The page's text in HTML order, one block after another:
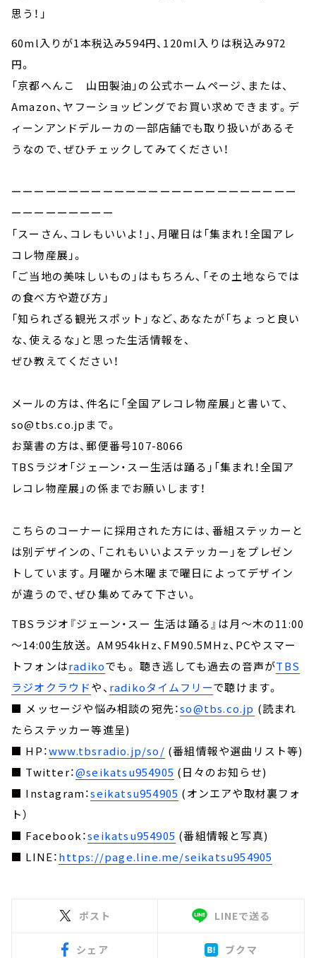
思う！」
60ml入りが1本税込み594円、120ml入りは税込み972
円。
「京都へんこ 山田製油」の公式ホームページ、または、
Amazon、ヤフーショッピングでお買い求めできます。デ
ィーンアンドデルーカの一部店舗でも取り扱いがあるそ
うなので、ぜひチェックしてみてください！
ーーーーーーーーーーーーーーーーーーーーーーーーー
ーーーーーーーーー
「スーさん、コレもいいよ！」、月曜日は「集まれ！全国アレ
コレ物産展」。
「ご当地の美味しいもの」はもちろん、「その土地ならでは
の食べ方や遊び方」
「知られざる観光スポット」など、あなたが「ちょっと良い
な、使えるな」と思った生活情報を、
ぜひ教えてください！
メールの方は、件名に「全国アレコレ物産展」と書いて、
so@tbs.co.jpまで。
お葉書の方は、郵便番号107-8066
TBSラジオ「ジェーン・スー生活は踊る」「集まれ！全国ア
レコレ物産展」の係までお願いします！
こちらのコーナーに採用された方には、番組ステッカーと
は別デザインの、「これもいいよステッカー」をプレゼン
トしています。月曜から木曜まで曜日によってデザイン
が違うので、ぜひ集めてみて下さい。
TBSラジオ『ジェーン・スー 生活は踊る』は月～木の11:00
～14:00生放送。 AM954kHz、FM90.5MHz、PCやスマー
トフォンはradikoでも。 聴き逃しても過去の音声がTBS
ラジオクラウドや、 radikoタイムフリーで聴けます。
■ メッセージや悩み相談の宛先：so@tbs.co.jp (読まれ
たらステッカー等進呈)
■ HP：www.tbsradio.jp/so/ (番組情報や選曲リスト等)
■ Twitter：@seikatsu954905 (日々のお知らせ)
■ Instagram：seikatsu954905 (オンエアや取材裏フォ
ト）
■ Facebook：seikatsu954905 (番組情報と写真)
■ LINE：https://page.line.me/seikatsu954905
ポスト LINEで送る
シェア ブクマ